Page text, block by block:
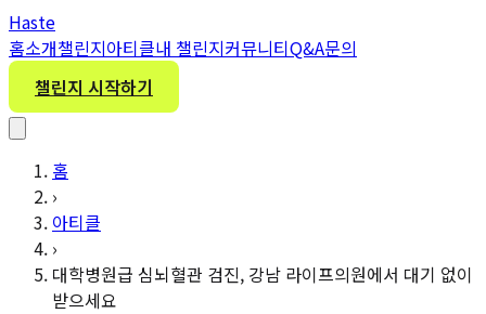
Haste
홈소개챌린지아티클내 챌린지커뮤니티Q&A문의
챌린지 시작하기
홈
›
아티클
›
대학병원급 심뇌혈관 검진, 강남 라이프의원에서 대기 없이
받으세요